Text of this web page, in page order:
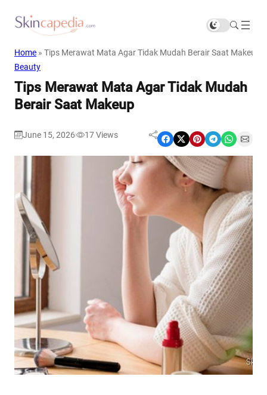
Home » Tips Merawat Mata Agar Tidak Mudah Berair Saat Makeup
Beauty
Tips Merawat Mata Agar Tidak Mudah
Berair Saat Makeup
June 15, 2026 17Views Share on Facebook Share on X Share on Pinterest Share on Telegram Share on WhatsApp Share on Email